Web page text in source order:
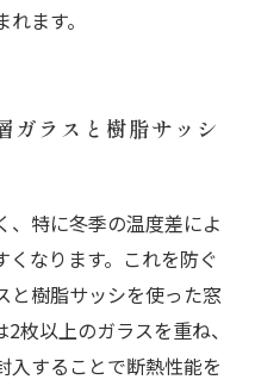
ます。
ガラスと樹脂サッシ
、特に冬季の温度差によ
なります。これを防ぐ
と樹脂サッシを使った窓
枚以上のガラスを重ね、
入することで断熱性能を